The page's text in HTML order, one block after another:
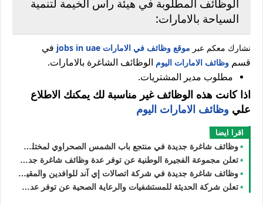
الوظائف المطلوبة في هيئة رأس الخيمة لتنمية
السياحة بالامارات:
نشارك معكم عبر موقع وظائف في الامارات jobs in uae
في
قسم وظائف الامارات اليوم الوظائف الشاغرة بالامارات.
مطلوب مدير المشتريات.
اذا كانت هذه الوظائف غير مناسبة لك يمكنك الاطلاع
علي وظائف الامارات اليوم
اقرا ايضا
وظائف شاغرة جديدة في منتجع باب الشمس الصحراوي لمختلف التخصصات للجنسيين في دبي بالامارات لعام 2026
تعلن مجموعة الفجيرة الوطنية عن توفر عدة وظائف شاغرة جديدة للوافدين والأجانب في الامارات لعام 2026
وظائف شاغرة جديدة في شركة اتصالات إي آند للوافدين والمقيمين والأجانب في الامارات لعام 2026
تعلن شركة الحديثة للمستشفيات والرعاية الصحية عن توفر عدة وظائف شاغرة جديدة في مختلف التخصصات في دبي وأبوظبي